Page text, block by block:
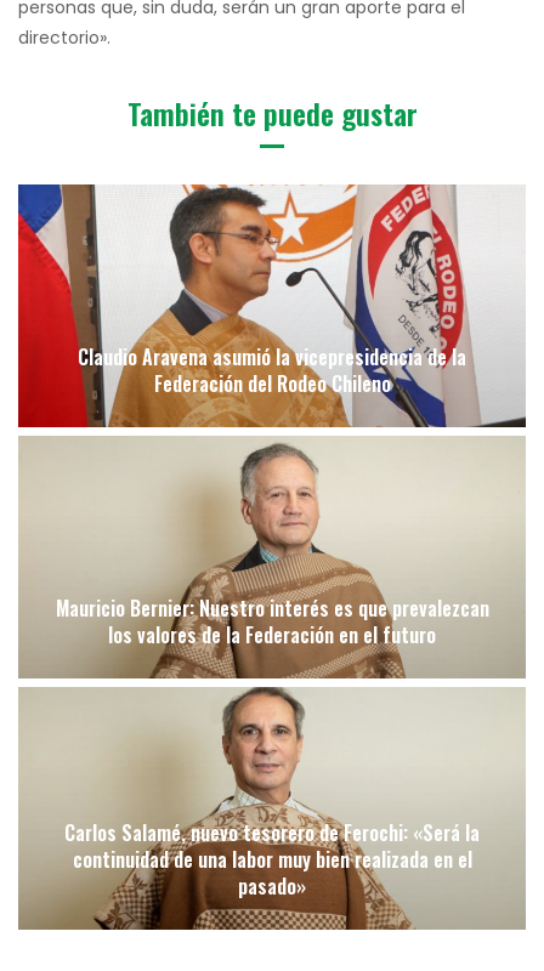
personas que, sin duda, serán un gran aporte para el
directorio».
También te puede gustar
Claudio Aravena asumió la vicepresidencia de la
Federación del Rodeo Chileno
Mauricio Bernier: Nuestro interés es que prevalezcan
los valores de la Federación en el futuro
Carlos Salamé, nuevo tesorero de Ferochi: «Será la
continuidad de una labor muy bien realizada en el
pasado»